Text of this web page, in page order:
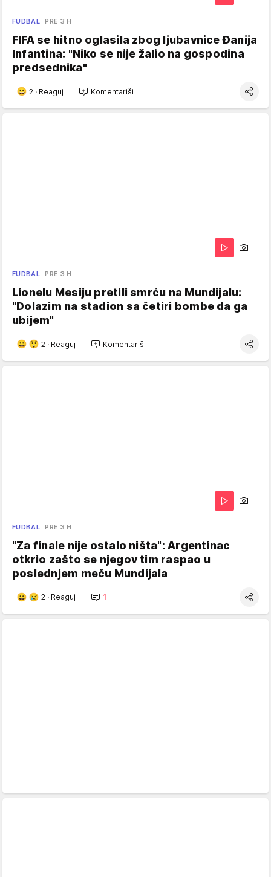
FUDBAL PRE 3 H
FIFA se hitno oglasila zbog ljubavnice Đanija
Infantina: "Niko se nije žalio na gospodina
predsednika"
2 · Reaguj Komentariši
FUDBAL PRE 3 H
Lionelu Mesiju pretili smrću na Mundijalu:
"Dolazim na stadion sa četiri bombe da ga
ubijem"
2 · Reaguj Komentariši
FUDBAL PRE 3 H
"Za finale nije ostalo ništa": Argentinac
otkrio zašto se njegov tim raspao u
poslednjem meču Mundijala
2 · Reaguj 1